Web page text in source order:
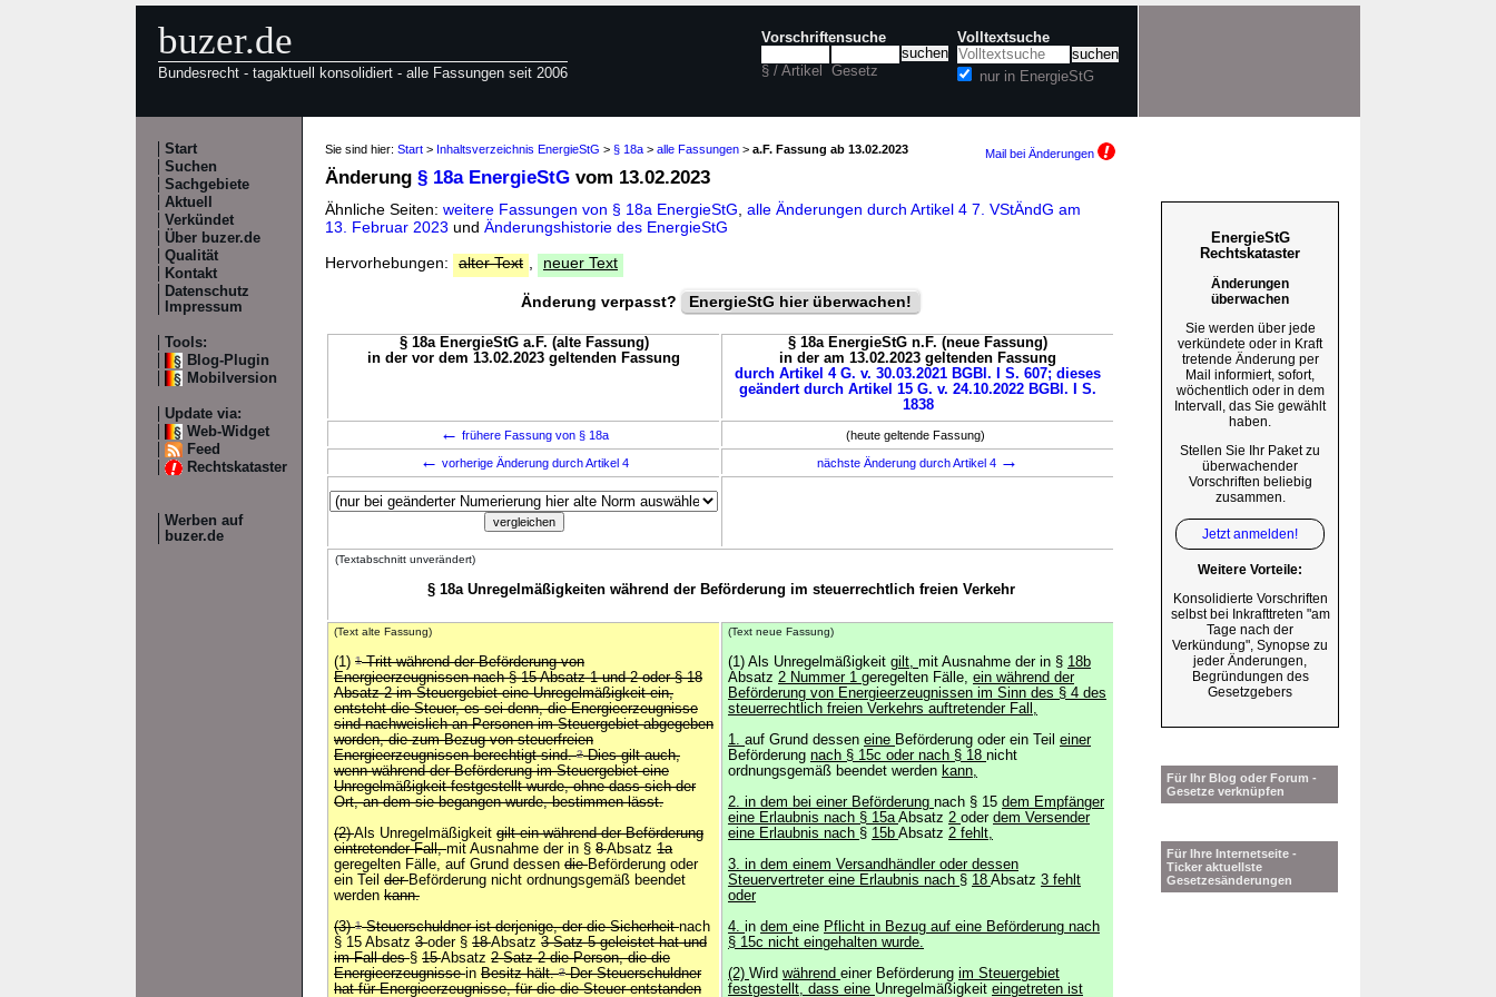
buzer.de
Bundesrecht - tagaktuell konsolidiert - alle Fassungen seit 2006
Vorschriftensuche
§ / Artikel Gesetz
Volltextsuche
nur in EnergieStG
Start
Suchen
Sachgebiete
Aktuell
Verkündet
Über buzer.de
Qualität
Kontakt
Datenschutz
Impressum
Tools:
Blog-Plugin
Mobilversion
Update via:
Web-Widget
Feed
Rechtskataster
Werben auf
buzer.de
Sie sind hier: Start > Inhaltsverzeichnis EnergieStG > § 18a > alle Fassungen > a.F. Fassung ab 13.02.2023 Mail bei Änderungen
Änderung § 18a EnergieStG vom 13.02.2023
Ähnliche Seiten: weitere Fassungen von § 18a EnergieStG alle Änderungen durch Artikel 4 7. VStÄndG am
13. Februar 2023 und Änderungshistorie des EnergieStG
Hervorhebungen:
alter Text neuer Text
Änderung verpasst? EnergieStG hier überwachen!
§ 18a EnergieStG a.F. (alte Fassung)
in der vor dem 13.02.2023 geltenden Fassung
§ 18a EnergieStG n.F. (neue Fassung)
in der am 13.02.2023 geltenden Fassung
durch Artikel 4 G. v. 30.03.2021 BGBl. I S. 607; dieses
geändert durch Artikel 15 G. v. 24.10.2022 BGBl. I S.
1838
← frühere Fassung von § 18a (heute geltende Fassung)
← vorherige Änderung durch Artikel 4 nächste Änderung durch Artikel 4 →
(Textabschnitt unverändert)
§ 18a Unregelmäßigkeiten während der Beförderung im steuerrechtlich freien Verkehr
(Text alte Fassung)
(1) 1Tritt während der Beförderung von
Energieerzeugnissen nach § 15 Absatz 1 und 2 oder § 18
Absatz 2 im Steuergebiet eine Unregelmäßigkeit ein,
entsteht die Steuer, es sei denn, die Energieerzeugnisse
sind nachweislich an Personen im Steuergebiet abgegeben
worden, die zum Bezug von steuerfreien
Energieerzeugnissen berechtigt sind.2Dies gilt auch,
wenn während der Beförderung im Steuergebiet eine
Unregelmäßigkeit festgestellt wurde, ohne dass sich der
Ort, an dem sie begangen wurde, bestimmen lässt.
(2)Als Unregelmäßigkeit gilt ein während der Beförderung
eintretender Fall,mit Ausnahme der in § 8Absatz 1a
geregelten Fälle, auf Grund dessen dieBeförderung oder
ein Teil derBeförderung nicht ordnungsgemäß beendet
werden kann.
(3)1Steuerschuldner ist derjenige, der die Sicherheitnach
§ 15 Absatz 3oder § 18Absatz 3 Satz 5 geleistet hat und
im Fall des§ 15Absatz 2 Satz 2 die Person, die die
Energieerzeugnissein Besitz hält.2Der Steuerschuldner
hat für Energieerzeugnisse, für die die Steuer entstanden
(Text neue Fassung)
(1) Als Unregelmäßigkeit gilt, mit Ausnahme der in § 18b
Absatz 2 Nummer 1 geregelten Fälle, ein während der
Beförderung von Energieerzeugnissen im Sinn des § 4 des
steuerrechtlich freien Verkehrs auftretender Fall,
1. auf Grund dessen eine Beförderung oder ein Teil einer
Beförderung nach § 15c oder nach § 18 nicht
ordnungsgemäß beendet werden kann,
2. in dem bei einer Beförderung nach § 15 dem Empfänger
eine Erlaubnis nach § 15aAbsatz 2 oder dem Versender
eine Erlaubnis nach § 15b Absatz 2 fehlt,
3. in dem einem Versandhändler oder dessen
Steuervertreter eine Erlaubnis nach § 18 Absatz 3 fehlt
oder
4. in dem eine Pflicht in Bezug auf eine Beförderung nach
§ 15c nicht eingehalten wurde.
(2) Wird während einer Beförderung im Steuergebiet
festgestellt, dass eine Unregelmäßigkeit eingetreten ist
EnergieStG
Rechtskataster
Änderungen
überwachen
Sie werden über jede
verkündete oder in Kraft
tretende Änderung per
Mail informiert, sofort,
wöchentlich oder in dem
Intervall, das Sie gewählt
haben.
Stellen Sie Ihr Paket zu
überwachender
Vorschriften beliebig
zusammen.
Jetzt anmelden!
Weitere Vorteile:
Konsolidierte Vorschriften
selbst bei Inkrafttreten "am
Tage nach der
Verkündung", Synopse zu
jeder Änderungen,
Begründungen des
Gesetzgebers
Für Ihr Blog oder Forum -
Gesetze verknüpfen
Für Ihre Internetseite -
Ticker aktuellste
Gesetzesänderungen